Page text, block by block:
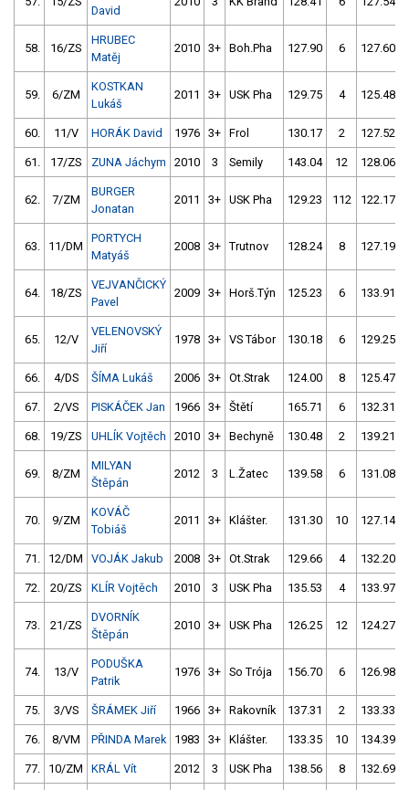
David
58. 16/ZS
HRUBEC
Matěj
2010 3+ Boh.Pha 127.90 6 127.60
59. 6/ZM
KOSTKAN
Lukáš
2011 3+ USK Pha 129.75 4 125.48
60. 11/V HORÁK David 1976 3+ Frol 130.17 2 127.52
61. 17/ZS ZUNA Jáchym 2010 3 Semily 143.04 12 128.06
62. 7/ZM
BURGER
Jonatan
2011 3+ USK Pha 129.23 112 122.17
63. 11/DM
PORTYCH
Matyáš
2008 3+ Trutnov 128.24 8 127.19
64. 18/ZS
VEJVANČICKÝ
Pavel
2009 3+ Horš.Týn 125.23 6 133.91
65. 12/V
VELENOVSKÝ
Jiří
1978 3+ VS Tábor 130.18 6 129.25
66. 4/DS ŠÍMA Lukáš 2006 3+ Ot.Strak 124.00 8 125.47
67. 2/VS PISKÁČEK Jan 1966 3+ Štětí 165.71 6 132.31
68. 19/ZS UHLÍK Vojtěch 2010 3+ Bechyně 130.48 2 139.21
69. 8/ZM
MILYAN
Štěpán
2012 3 L.Žatec 139.58 6 131.08
70. 9/ZM
KOVÁČ
Tobiáš
2011 3+ Klášter. 131.30 10 127.14
71. 12/DM VOJÁK Jakub 2008 3+ Ot.Strak 129.66 4 132.20
72. 20/ZS KLÍR Vojtěch 2010 3 USK Pha 135.53 4 133.97
73. 21/ZS
DVORNÍK
Štěpán
2010 3+ USK Pha 126.25 12 124.27
74. 13/V
PODUŠKA
Patrik
1976 3+ So Trója 156.70 6 126.98
75. 3/VS ŠRÁMEK Jiří 1966 3+ Rakovník 137.31 2 133.33
76. 8/VM PŘINDA Marek 1983 3+ Klášter. 133.35 10 134.39
77. 10/ZM KRÁL Vít 2012 3 USK Pha 138.56 8 132.69